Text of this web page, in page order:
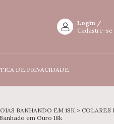
Login /
Cadastre-se
DE PRIVACIDADE
BANHANDO EM 18K > COLARES
em Ouro 18k